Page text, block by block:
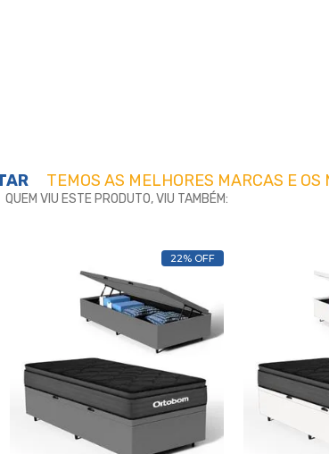
TEMOS AS MELHORES MARCAS E OS
QUEM VIU ESTE PRODUTO, VIU TAMBÉM:
22% OFF